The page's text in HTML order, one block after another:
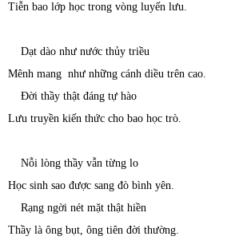
Tiễn bao lớp học trong vòng luyến lưu.
Dạt dào như nước thủy triều
Mênh mang như những cánh diều trên cao.
Đời thầy thật đáng tự hào
Lưu truyền kiến thức cho bao học trò.
Nỗi lòng thầy vẫn từng lo
Học sinh sao được sang đò bình yên.
Rạng ngời nét mặt thật hiền
Thầy là ông bụt, ông tiên đời thường.